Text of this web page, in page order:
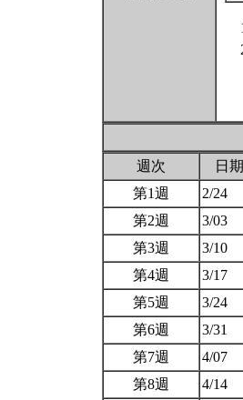
週次
日期
第1週
2/24
第2週
3/03
第3週
3/10
第4週
3/17
第5週
3/24
第6週
3/31
第7週
4/07
第8週
4/14